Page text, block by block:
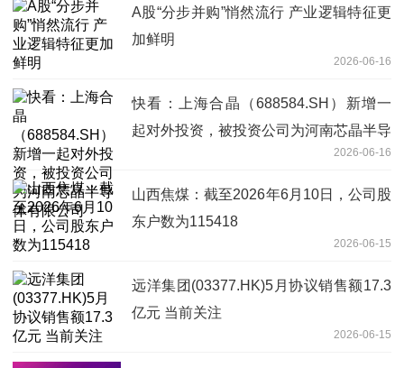
A股“分步并购”悄然流行 产业逻辑特征更
加鲜明
2026-06-16
快看：上海合晶（688584.SH）新增一
起对外投资，被投资公司为河南芯晶半导
2026-06-16
山西焦煤：截至2026年6月10日，公司股
东户数为115418
2026-06-15
远洋集团(03377.HK)5月协议销售额17.3
亿元 当前关注
2026-06-15